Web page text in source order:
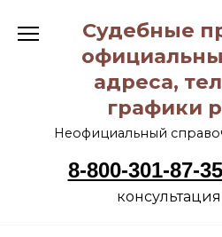
содержанию
Судебные
адреса,
графики
Неофициальный
8-800-301-87-35